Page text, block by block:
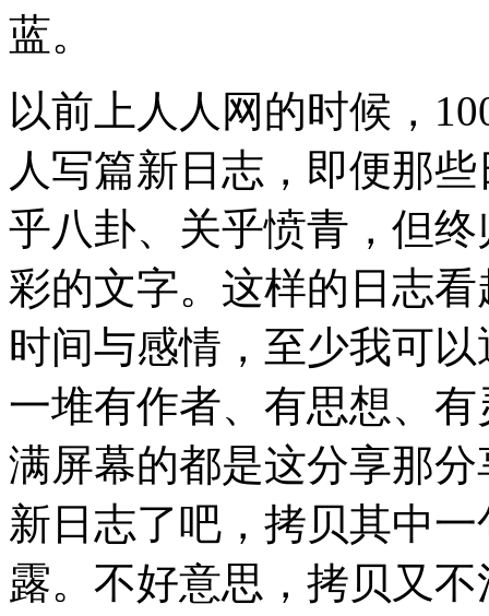
蓝。
以前上人人网的时候，
人写篇新日志，即便那
乎八卦、关乎愤青，但
彩的文字。这样的日志
时间与感情，至少我可
一堆有作者、有思想、
满屏幕的都是这分享那
新日志了吧，拷贝其中
露。不好意思，拷贝又